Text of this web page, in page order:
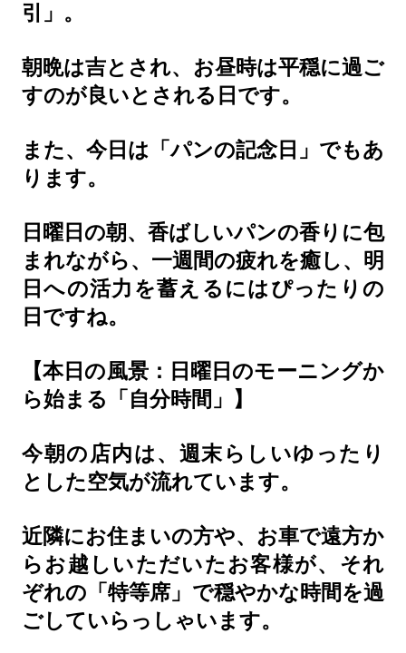
引」。
朝晩は吉とされ、お昼時は平穏に過ご
すのが良いとされる日です。
また、今日は「パンの記念日」でもあ
ります。
日曜日の朝、香ばしいパンの香りに包
まれながら、一週間の疲れを癒し、明
日への活力を蓄えるにはぴったりの
日ですね。
【本日の風景：日曜日のモーニングか
ら始まる「自分時間」】
今朝の店内は、週末らしいゆったり
とした空気が流れています。
近隣にお住まいの方や、お車で遠方か
らお越しいただいたお客様が、それ
ぞれの「特等席」で穏やかな時間を過
ごしていらっしゃいます。